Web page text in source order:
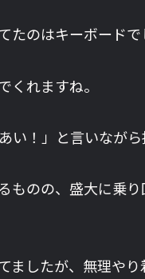
たのはキーボードで
くれますね。
い！」と言いながら
ものの、盛大に乗
ましたが、無理や